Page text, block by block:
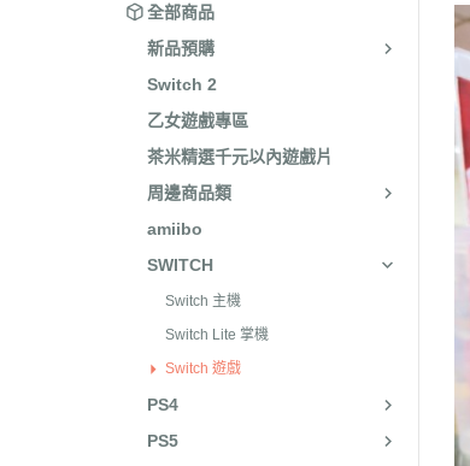
全部商品
新品預購
Switch 2
乙女遊戲專區
茶米精選千元以內遊戲片
周邊商品類
amiibo
SWITCH
Switch 主機
Switch Lite 掌機
Switch 遊戲
PS4
PS5